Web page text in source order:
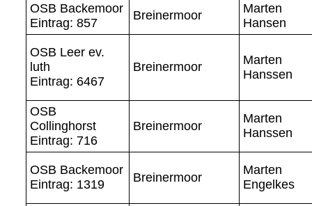
OSB Backemoor
Eintrag: 857
Breinermoor
Marten
Hansen
OSB Leer ev.
luth
Eintrag: 6467
Breinermoor
Marten
Hanssen
OSB
Collinghorst
Eintrag: 716
Breinermoor
Marten
Hanssen
OSB Backemoor
Eintrag: 1319
Breinermoor
Marten
Engelkes